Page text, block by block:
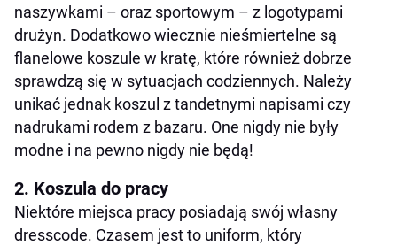
naszywkami – oraz sportowym – z logotypami
drużyn. Dodatkowo wiecznie nieśmiertelne są
flanelowe koszule w kratę, które również dobrze
sprawdzą się w sytuacjach codziennych. Należy
unikać jednak koszul z tandetnymi napisami czy
nadrukami rodem z bazaru. One nigdy nie były
modne i na pewno nigdy nie będą!
2. Koszula do pracy
Niektóre miejsca pracy posiadają swój własny
dresscode. Czasem jest to uniform, który